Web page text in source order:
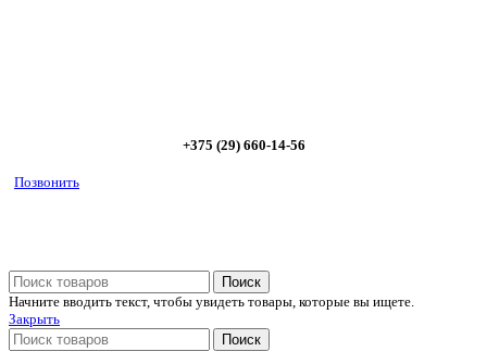
+375 (29) 660-14-56
Позвонить
Поиск
Начните вводить текст, чтобы увидеть товары, которые вы ищете.
Закрыть
Поиск